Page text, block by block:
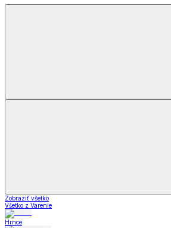
Zobraziť všetko
Všetko z Varenie
Hrnce